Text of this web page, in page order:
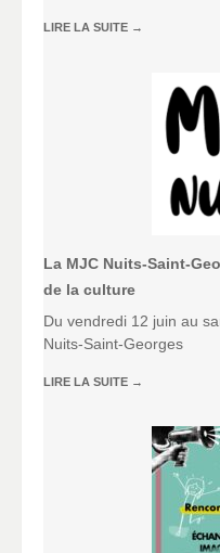
LIRE LA SUITE →
La MJC Nuits-Saint-
de la culture
Du vendredi 12 juin au
Nuits-Saint-Georges
LIRE LA SUITE →